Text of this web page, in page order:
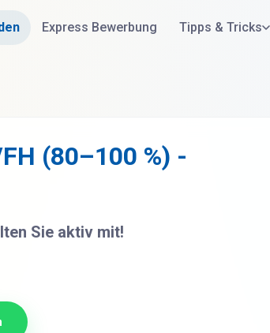
Express Bewerbung Tipps & Tricks
(80–100 %) -
Sie aktiv mit!